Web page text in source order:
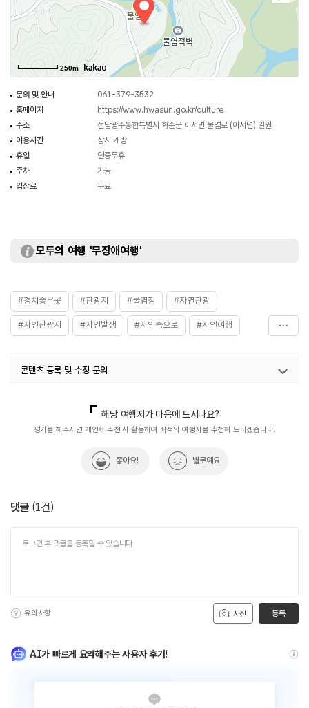
있는 노루목적벽과 보산적벽은 별도의 투어 프로그램을 통해서 관람할 수 있다.
별도의 비용을 내고 예약이 없는 적벽 셔틀버스와 사전 예약이 필요한 적벽 버스
투어 두 가지를 상황에 맞게 선택할 수 있으며 문화해설사의 해설을 들을 수
있어 실속과 의미가 있는 관광이 가능하다.
250m
문의 및 안내
061-379-3532
홈페이지
https://www.hwasun.go.kr/culture
주소
전남광주통합특별시 화순군 이서면 물염로 (이서면) 일원
이용시간
상시 개방
휴일
연중무휴
주차
가능
입장료
무료
모두의 여행 '무장애여행'
#경치좋은곳 #관광지 #물염정 #자연관광
#자연관광지 #자연발생 #자연속으로 #자연여행
#전남광주통합특별시_여행
#화순적벽 #화순적벽투어
콘텐츠 등록 및 수정 문의
해당 여행지가 마음에 드시나요?
평가를 해주시면 개인화 추천 시 활용하여 최적의 여행지를 추천해 드리겠습니다.
좋아요! 별로예요
댓글 (1건)
사진
유의사항 등록
AI가 빠르게 요약해주는 사용자 후기!